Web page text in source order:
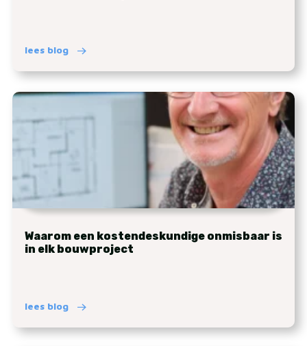
lees blog
Waarom een kostendeskundige onmisbaar is
in elk bouwproject
lees blog